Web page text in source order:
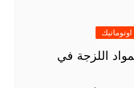
اللزجة في